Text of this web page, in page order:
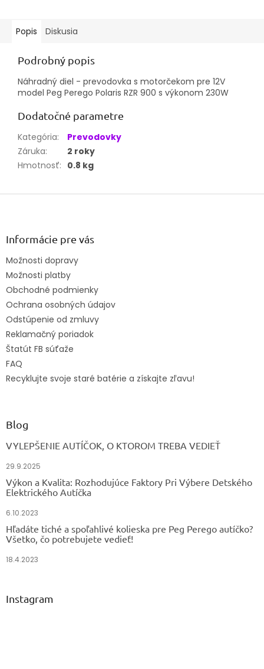
Popis Diskusia
Podrobný popis
Náhradný diel - prevodovka s motorčekom pre 12V
model Peg Perego Polaris RZR 900 s výkonom 230W
Dodatočné parametre
Kategória:
Prevodovky
Záruka:
2 roky
Hmotnosť: 0.8 kg
Informácie pre vás
Možnosti dopravy
Možnosti platby
Obchodné podmienky
Ochrana osobných údajov
Odstúpenie od zmluvy
Reklamačný poriadok
Štatút FB súťaže
FAQ
Recyklujte svoje staré batérie a získajte zľavu!
Blog
VYLEPŠENIE AUTÍČOK, O KTOROM TREBA VEDIEŤ
29.9.2025
Výkon a Kvalita: Rozhodujúce Faktory Pri Výbere Detského
Elektrického Autíčka
6.10.2023
Hľadáte tiché a spoľahlivé kolieska pre Peg Perego autíčko?
Všetko, čo potrebujete vedieť!
18.4.2023
Instagram